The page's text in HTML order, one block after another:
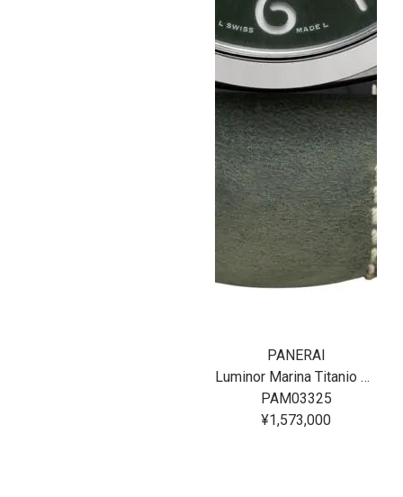
PANERAI
Luminor Marina Titanio 44MM
PAM03325
¥1,573,000